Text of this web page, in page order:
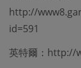
http://
id=591
英特爾：http://